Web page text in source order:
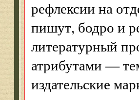
рефлексии на
пишут, бодро и
литературный
атрибутами —
издательские